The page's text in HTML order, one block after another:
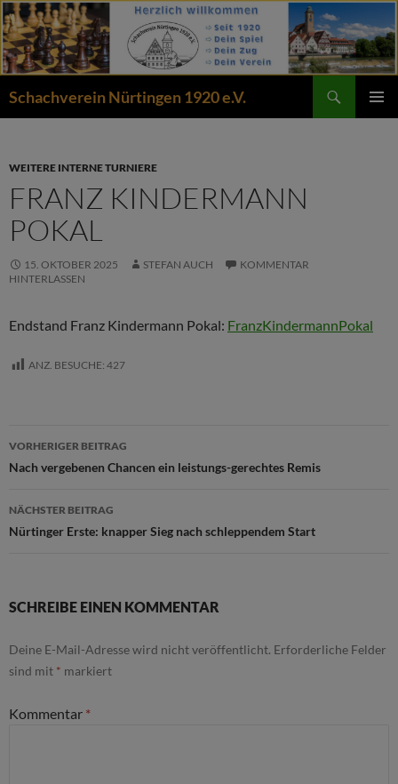
Zum
Inhalt
springen
Schachverein Nürtingen 1920 e.V.
WEITERE INTERNE TURNIERE
FRANZ KINDERMANN
POKAL
15. OKTOBER 2025 STEFAN AUCH
KOMMENTAR
HINTERLASSEN
Endstand Franz Kindermann Pokal: FranzKindermannPokal
ANZ. BESUCHE: 427
Beitragsnavigation
VORHERIGER BEITRAG
Nach vergebenen Chancen ein leistungs-gerechtes Remis
NÄCHSTER BEITRAG
Nürtinger Erste: knapper Sieg nach schleppendem Start
SCHREIBE EINEN KOMMENTAR
Deine E-Mail-Adresse wird nicht veröffentlicht. Erforderliche Felder
sind mit * markiert
Kommentar *